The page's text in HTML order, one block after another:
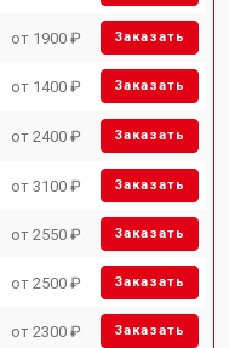
от 1900 ₽ Заказать
от 1400 ₽ Заказать
от 2400 ₽ Заказать
от 3100 ₽ Заказать
от 2550 ₽ Заказать
от 2500 ₽ Заказать
от 2300 ₽ Заказать